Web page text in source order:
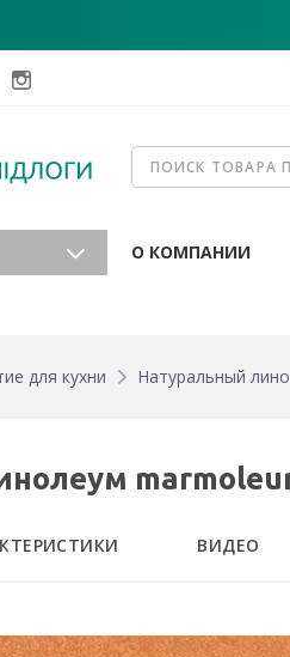
О КОМПАНИИ
для кухни Натуральный
ВИДЕО